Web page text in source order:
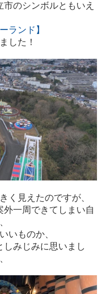
のシンボルともいえ
ランド】
した！
く見えたのですが、
一周できてしまい自
いものか、
しみじみに思いまし